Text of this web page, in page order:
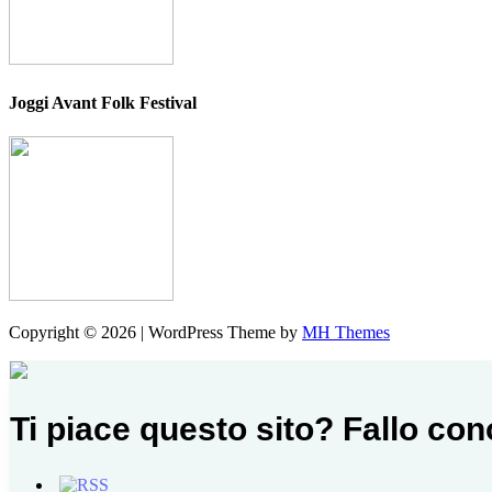
Joggi Avant Folk Festival
Copyright © 2026 | WordPress Theme by MH Themes
Ti piace questo sito? Fallo